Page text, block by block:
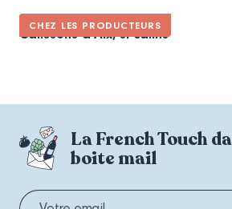
CHEZ LES PRODUCTEURS
Calissons d’Aix, si câlins
La French Touch
boite mail